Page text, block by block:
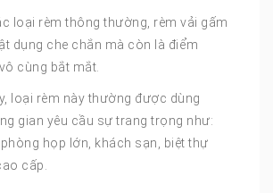
loại rèm thông thường, rèm vải gấm
dụng che chắn mà còn là điểm
cùng bắt mắt.
loại rèm này thường được dùng
gian yêu cầu sự trang trọng như:
họp lớn, khách sạn, biệt thự
cấp.